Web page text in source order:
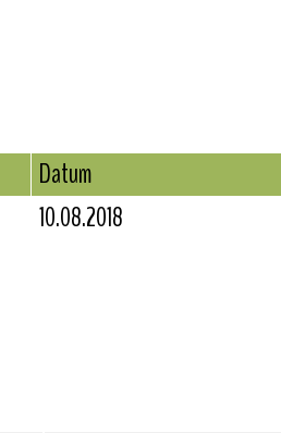
Datum
10.08.2018